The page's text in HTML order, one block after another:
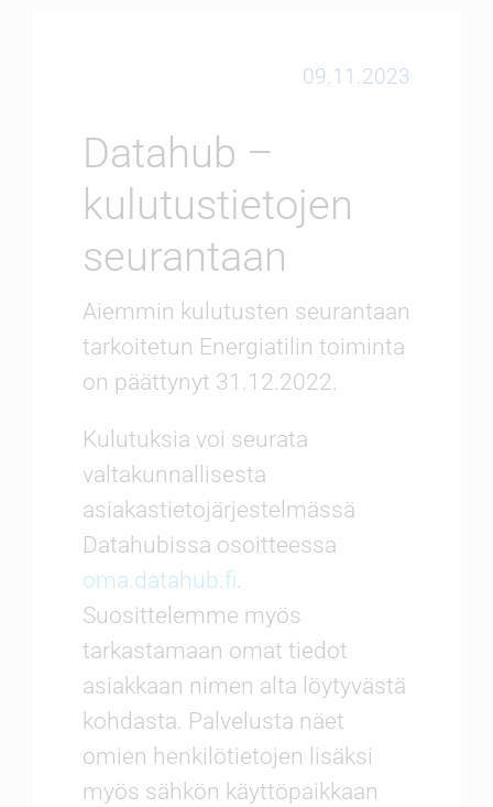
09.11.2023
Datahub –
kulutustietojen
seurantaan
Aiemmin kulutusten seurantaan
tarkoitetun Energiatilin toiminta
on päättynyt 31.12.2022.
Kulutuksia voi seurata
valtakunnallisesta
asiakastietojärjestelmässä
Datahubissa osoitteessa
oma.datahub.fi.
Suosittelemme myös
tarkastamaan omat tiedot
asiakkaan nimen alta löytyvästä
kohdasta. Palvelusta näet
omien henkilötietojen lisäksi
myös sähkön käyttöpaikkaan